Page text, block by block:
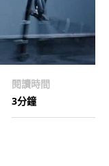
閱讀時間
3分鐘